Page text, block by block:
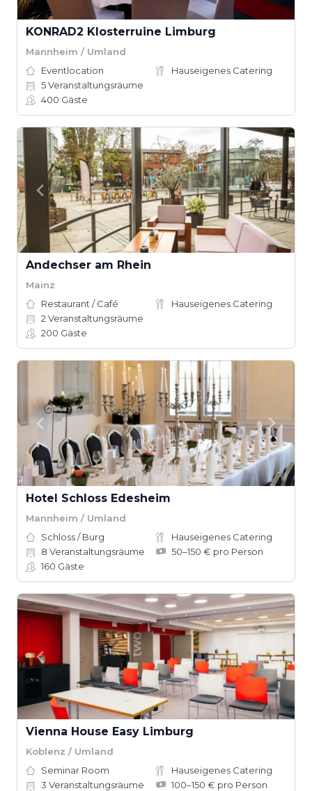
KONRAD2 Klosterruine Limburg
Mannheim / Umland
Eventlocation
Hauseigenes Catering
5Veranstaltungsräume
400 Gäste
Andechser am Rhein
Mainz
Restaurant / Café
Hauseigenes Catering
2 Veranstaltungsräume
200 Gäste
Hotel Schloss Edesheim
Mannheim / Umland
Schloss / Burg
Hauseigenes Catering
8 Veranstaltungsräume
50–150 € pro Person
160 Gäste
Vienna House Easy Limburg
Koblenz / Umland
Seminar Room
Hauseigenes Catering
3 Veranstaltungsräume 100–150 € pro Person